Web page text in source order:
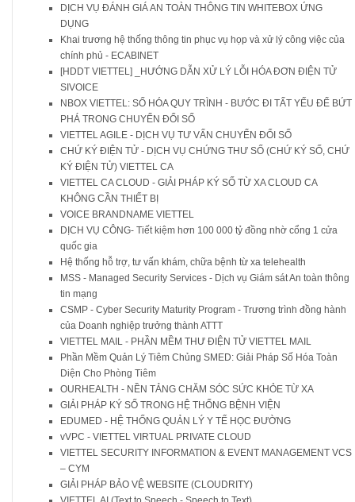
DỊCH VỤ ĐÁNH GIÁ AN TOÀN THÔNG TIN WHITEBOX ỨNG
DỤNG
Khai trương hệ thống thông tin phục vụ họp và xử lý công việc của
chính phủ - ECABINET
[HDDT VIETTEL] _HƯỚNG DẪN XỬ LÝ LỖI HÓA ĐƠN ĐIỆN TỬ
SIVOICE
NBOX VIETTEL: SỐ HÓA QUY TRÌNH - BƯỚC ĐI TẤT YẾU ĐỂ BỨT
PHÁ TRONG CHUYỂN ĐỔI SỐ
VIETTEL AGILE - DỊCH VỤ TƯ VẤN CHUYỂN ĐỔI SỐ
CHỨ KÝ ĐIỆN TỬ - DỊCH VỤ CHỨNG THƯ SỐ (CHỨ KÝ SỐ, CHỨ
KÝ ĐIỆN TỬ) VIETTEL CA
VIETTEL CA CLOUD - GIẢI PHÁP KÝ SỐ TỪ XA CLOUD CA
KHÔNG CẦN THIẾT BỊ
VOICE BRANDNAME VIETTEL
DỊCH VỤ CÔNG- Tiết kiệm hơn 100 000 tỷ đồng nhờ cổng 1 cửa
quốc gia
Hệ thống hỗ trợ, tư vấn khám, chữa bệnh từ xa telehealth
MSS - Managed Security Services - Dịch vụ Giám sát An toàn thông
tin mạng
CSMP - Cyber Security Maturity Program - Trương trình đồng hành
của Doanh nghiệp trưởng thành ATTT
VIETTEL MAIL - PHẦN MỀM THƯ ĐIỆN TỬ VIETTEL MAIL
Phần Mềm Quản Lý Tiêm Chủng SMED: Giải Pháp Số Hóa Toàn
Diện Cho Phòng Tiêm
OURHEALTH - NỀN TẢNG CHĂM SÓC SỨC KHỎE TỪ XA
GIẢI PHÁP KÝ SỐ TRONG HỆ THỐNG BỆNH VIỆN
EDUMED - HỆ THỐNG QUẢN LÝ Y TẾ HỌC ĐƯỜNG
vVPC - VIETTEL VIRTUAL PRIVATE CLOUD
VIETTEL SECURITY INFORMATION & EVENT MANAGEMENT VCS
– CYM
GIẢI PHÁP BẢO VỆ WEBSITE (CLOUDRITY)